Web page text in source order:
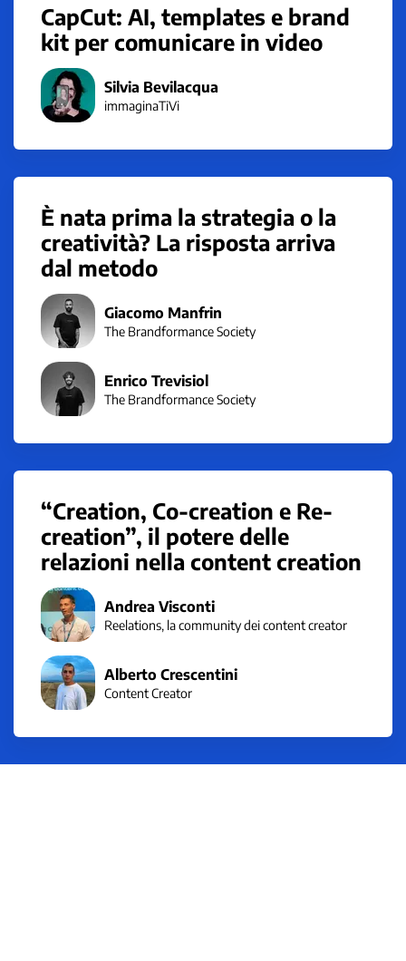
CapCut: AI, templates e brand
kit per comunicare in video
Silvia Bevilacqua
immaginaTiVi
È nata prima la strategia o la
creatività? La risposta arriva
dal metodo
Giacomo Manfrin
The Brandformance Society
Enrico Trevisiol
The Brandformance Society
“Creation, Co-creation e Re-
creation”, il potere delle
relazioni nella content creation
Andrea Visconti
Reelations, la community dei content creator
Alberto Crescentini
Content Creator